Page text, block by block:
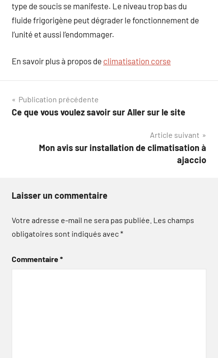
type de soucis se manifeste. Le niveau trop bas du
fluide frigorigène peut dégrader le fonctionnement de
l’unité et aussi l’endommager.
En savoir plus à propos de climatisation corse
Navigation
de
Publication précédente
Ce que vous voulez savoir sur Aller sur le site
Article suivant
Mon avis sur installation de climatisation à
ajaccio
Laisser un commentaire
Votre adresse e-mail ne sera pas publiée. Les champs
obligatoires sont indiqués avec*
Commentaire*